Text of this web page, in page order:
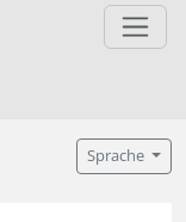
Sprache